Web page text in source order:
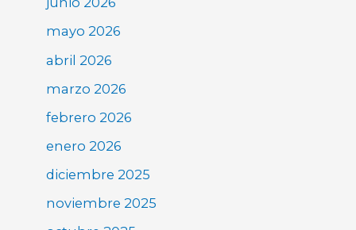
mayo 2026
abril 2026
marzo 2026
febrero 2026
enero 2026
diciembre 2025
noviembre 2025